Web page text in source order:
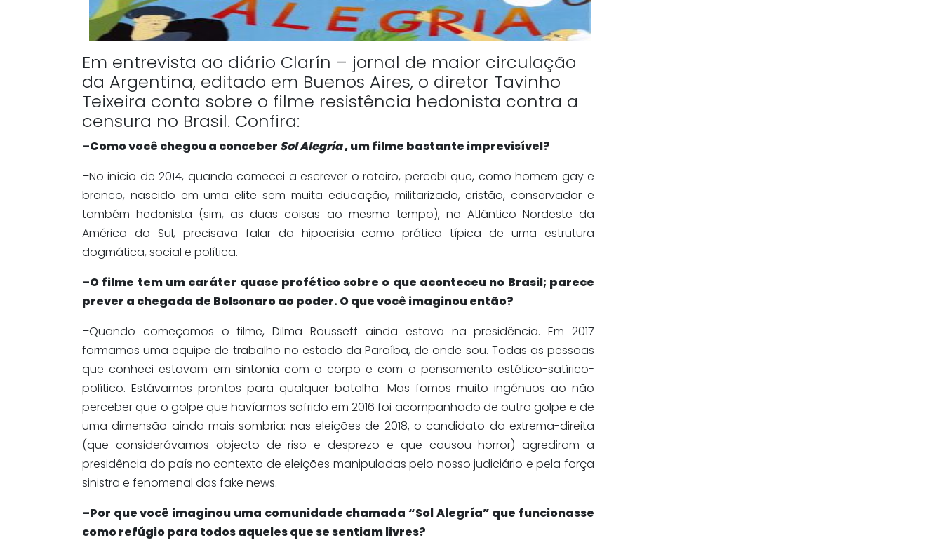
Em entrevista ao diário Clarín – jornal de maior circulação
da Argentina, editado em Buenos Aires, o diretor Tavinho
Teixeira conta sobre o filme resistência hedonista contra a
censura no Brasil. Confira:
–Como você chegou a conceber Sol Alegria, um filme bastante imprevisível?
–No início de 2014, quando comecei a escrever o roteiro, percebi que, como homem gay e
branco, nascido em uma elite sem muita educação, militarizado, cristão, conservador e
também hedonista (sim, as duas coisas ao mesmo tempo), no Atlântico Nordeste da
América do Sul, precisava falar da hipocrisia como prática típica de uma estrutura
dogmática, social e política.
–O filme tem um caráter quase profético sobre o que aconteceu no Brasil; parece
prever a chegada de Bolsonaro ao poder. O que você imaginou então?
–Quando começamos o filme, Dilma Rousseff ainda estava na presidência. Em 2017
formamos uma equipe de trabalho no estado da Paraíba, de onde sou. Todas as pessoas
que conheci estavam em sintonia com o corpo e com o pensamento estético-satírico-
político. Estávamos prontos para qualquer batalha. Mas fomos muito ingénuos ao não
perceber que o golpe que havíamos sofrido em 2016 foi acompanhado de outro golpe e de
uma dimensão ainda mais sombria: nas eleições de 2018, o candidato da extrema-direita
(que considerávamos objecto de riso e desprezo e que causou horror) agrediram a
presidência do país no contexto de eleições manipuladas pelo nosso judiciário e pela força
sinistra e fenomenal das fake news.
–Por que você imaginou uma comunidade chamada “Sol Alegría” que funcionasse
como refúgio para todos aqueles que se sentiam livres?